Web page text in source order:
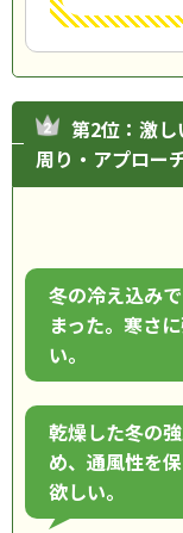
第2位：激
周り・アプロー
冬の冷え込み
まった。寒さ
い。
乾燥した冬の
め、通風性を
欲しい。